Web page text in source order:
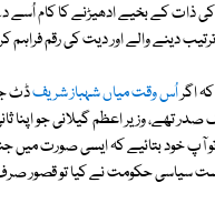
ذات کے بخیے ادھیڑنے کا کام
دینے والے اور دیت کی رقم فراہم
اگراُس وقت میاں شہباز شریفڈٹ
صدر تھے، وزیر اعظم گیلانی جو
آپ خود بتائیے کہ ایسی صورت میں
سیاسی حکومت نے کیا تو قصور